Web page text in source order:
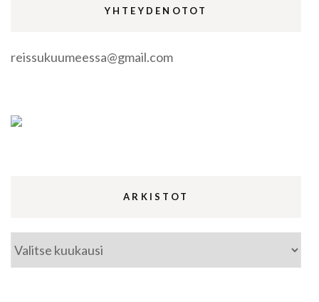
YHTEYDENOTOT
reissukuumeessa@gmail.com
ARKISTOT
Arkistot